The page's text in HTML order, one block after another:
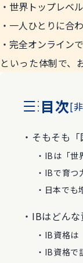
世界トップレベ
一人ひとりに合
完全オンライン
といった体制で、
目次[
そもそも
IBは「世
IBで育つ
日本でも
IBはどん
IB資格は
IB資格で